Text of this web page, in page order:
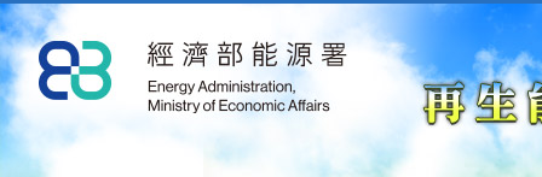
跳
到
主
要
內
再生能源